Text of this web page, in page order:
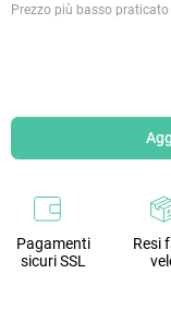
Prezzo più basso
Pagamenti
sicuri SSL
Resi